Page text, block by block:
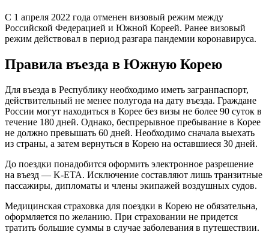
С 1 апреля 2022 года отменен визовый режим между
Российской Федерацией и Южной Кореей. Ранее визовый
режим действовал в период разгара пандемии коронавируса.
Правила въезда в Южную Корею
Для въезда в Республику необходимо иметь загранпаспорт,
действительный не менее полугода на дату въезда. Граждане
России могут находиться в Корее без визы не более 90 суток в
течение 180 дней. Однако, беспрерывное пребывание в Корее
не должно превышать 60 дней. Необходимо сначала выехать
из страны, а затем вернуться в Корею на оставшиеся 30 дней.
До поездки понадобится оформить электронное разрешение
на въезд — K-ETA. Исключение составляют лишь транзитные
пассажиры, дипломаты и члены экипажей воздушных судов.
Медицинская страховка для поездки в Корею не обязательна,
оформляется по желанию. При страховании не придется
тратить большие суммы в случае заболевания в путешествии.